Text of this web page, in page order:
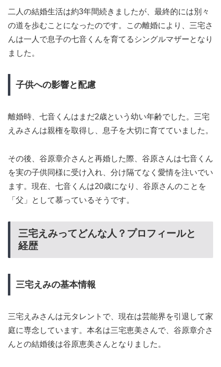
二人の結婚生活は約3年間続きましたが、最終的には別々
の道を歩むことになったのです。この離婚により、三宅さ
んは一人で息子の七音くんを育てるシングルマザーとなり
ました。
子供への影響と配慮
離婚時、七音くんはまだ2歳という幼い年齢でした。三宅
えみさんは親権を取得し、息子を大切に育てていました。
その後、谷原章介さんと再婚した際、谷原さんは七音くん
を実の子供同様に受け入れ、分け隔てなく愛情を注いでい
ます。現在、七音くんは20歳になり、谷原さんのことを
「父」として慕っているそうです。
三宅えみってどんな人？プロフィールと
経歴
三宅えみの基本情報
三宅えみさんは元タレントで、現在は芸能界を引退して家
庭に専念しています。本名は三宅恵美さんで、谷原章介さ
んとの結婚後は谷原恵美さんとなりました。